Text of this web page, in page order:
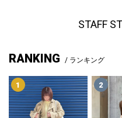
STAFF
RANKING / ランキング